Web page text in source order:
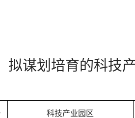
拟谋划培育的科技
科技产业园区